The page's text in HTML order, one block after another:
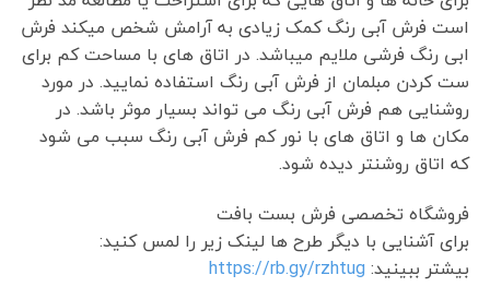
است فرش آبی رنگ کمک زیادی به آرامش شخص میکند فرش
ابی رنگ فرشی ملایم میباشد. در اتاق های با مساحت کم برای
ست کردن مبلمان از فرش آبی رنگ استفاده نمایید. در مورد
روشنایی هم فرش آبی رنگ می تواند بسیار موثر باشد. در
مکان ها و اتاق های با نور کم فرش آبی رنگ سبب می شود
که اتاق روشنتر دیده شود.
فروشگاه تخصصی فرش بست بافت
برای آشنایی با دیگر طرح ها لینک زیر را لمس کنید:
بیشتر ببینید: https://rb.gy/rzhtug